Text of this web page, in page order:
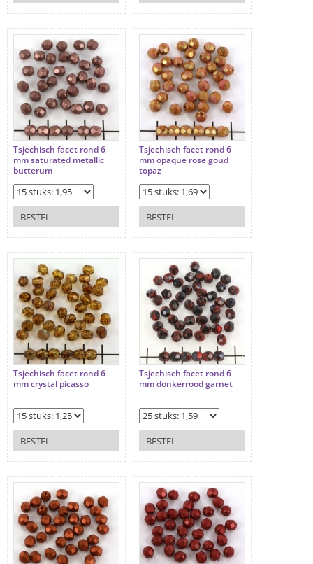
Tsjechisch facet rond 6
mm saturated metallic
butterum
BESTEL
Tsjechisch facet rond 6
mm opaque rose goud
topaz
BESTEL
Tsjechisch facet rond 6
mm crystal picasso
BESTEL
Tsjechisch facet rond 6
mm donkerrood garnet
BESTEL